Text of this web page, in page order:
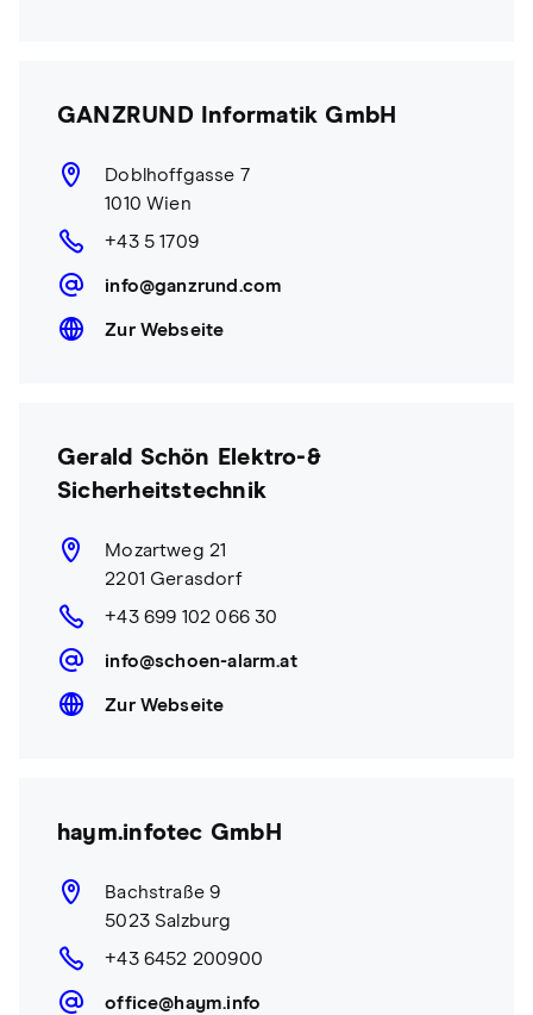
GANZRUND Informatik GmbH
Doblhoffgasse 7
1010 Wien
+43 5 1709
info@ganzrund.com
Zur Webseite
Gerald Schön Elektro-&
Sicherheitstechnik
Mozartweg 21
2201 Gerasdorf
+43 699 102 066 30
info@schoen-alarm.at
Zur Webseite
haym.infotec GmbH
Bachstraße 9
5023 Salzburg
+43 6452 200900
office@haym.info